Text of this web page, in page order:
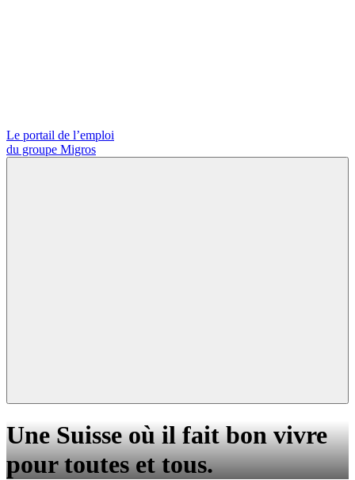
Le portail de l’emploi
du groupe Migros
Une Suisse où il fait bon vivre
pour toutes et tous.